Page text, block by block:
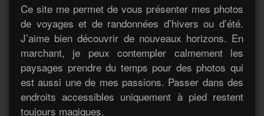
Ce site me permet de vous présenter mes photos
de voyages et de randonnées d’hivers ou d’été.
J’aime bien découvrir de nouveaux horizons. En
marchant, je peux contempler calmement les
paysages prendre du temps pour des photos qui
est aussi une de mes passions. Passer dans des
endroits accessibles uniquement à pied restent
toujours magiques.